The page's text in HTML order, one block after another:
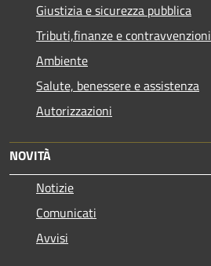
Giustizia e sicurezza pubblica
Tributi,finanze e contravvenzioni
Ambiente
Salute, benessere e assistenza
Autorizzazioni
NOVITÀ
Notizie
Comunicati
Avvisi